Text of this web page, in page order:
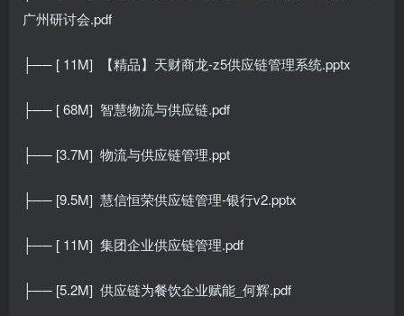
广州研讨会.pdf
├── [ 11M] 【精品】天财商龙-z5供应链管理系统.pptx
├── [ 68M] 智慧物流与供应链.pdf
├── [3.7M] 物流与供应链管理.ppt
├── [9.5M] 慧信恒荣供应链管理-银行v2.pptx
├── [ 11M] 集团企业供应链管理.pdf
├── [5.2M] 供应链为餐饮企业赋能_何辉.pdf